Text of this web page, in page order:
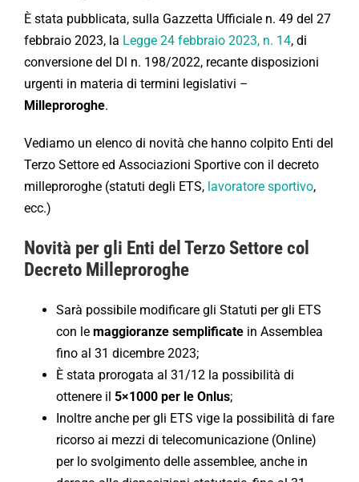
È stata pubblicata, sulla Gazzetta Ufficiale n. 49 del 27
febbraio 2023, la Legge 24 febbraio 2023, n. 14, di
conversione del Dl n. 198/2022, recante disposizioni
urgenti in materia di termini legislativi –
Milleproroghe.
Vediamo un elenco di novità che hanno colpito Enti del
Terzo Settore ed Associazioni Sportive con il decreto
milleproroghe (statuti degli ETS, lavoratore sportivo,
ecc.)
Novità per gli Enti del Terzo Settore col
Decreto Milleproroghe
Sarà possibile modificare gli Statuti per gli ETS
con le maggioranze semplificatein Assemblea
fino al 31 dicembre 2023;
È stata prorogata al 31/12 la possibilità di
ottenere il 5×1000 per le Onlus;
Inoltre anche per gli ETS vige la possibilità di fare
ricorso ai mezzi di telecomunicazione (Online)
per lo svolgimento delle assemblee, anche in